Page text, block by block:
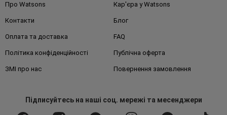
Про Watsons Кар'єра у Watsons
Контакти Блог
Оплата та доставка FAQ
Політика конфіденційності Публічна оферта
ЗМІ про нас Повернення замовлення
Підписуйтесьна наші соц. мережі та месенджери